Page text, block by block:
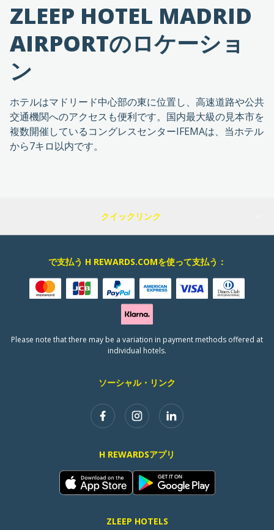
ZLEEP HOTEL MADRID
AIRPORTのロケーショ
ン
ホテルはマドリード中心部の東に位置し、高速道路や公共
交通機関へのアクセスも便利です。国内最大級の見本市を
複数開催しているコングレスセンターIFEMAは、当ホテル
から7キロ以内です。
クイックリンク
ソーシャル・リンク
H REWARDSアプリ
ZLEEP HOTELS
で支払う H REWARDS.COMを使って支払う：
Please note that there may be a variation in payment methods offered at
individual hotels.